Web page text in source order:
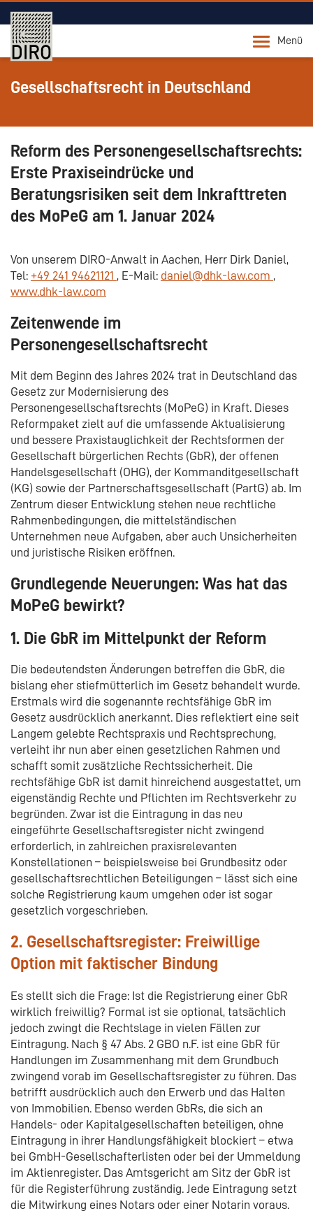
Menü
Gesellschaftsrecht in Deutschland
Reform des Personengesellschaftsrechts:
Erste Praxiseindrücke und
Beratungsrisiken seit dem Inkrafttreten
des MoPeG am 1. Januar 2024
Von unserem DIRO-Anwalt in Aachen, Herr Dirk Daniel,
Tel: +49 241 94621121 , E-Mail: daniel@dhk-law.com ,
www.dhk-law.com
Zeitenwende im
Personengesellschaftsrecht
Mit dem Beginn des Jahres 2024 trat in Deutschland das
Gesetz zur Modernisierung des
Personengesellschaftsrechts (MoPeG) in Kraft. Dieses
Reformpaket zielt auf die umfassende Aktualisierung
und bessere Praxistauglichkeit der Rechtsformen der
Gesellschaft bürgerlichen Rechts (GbR), der offenen
Handelsgesellschaft (OHG), der Kommanditgesellschaft
(KG) sowie der Partnerschaftsgesellschaft (PartG) ab. Im
Zentrum dieser Entwicklung stehen neue rechtliche
Rahmenbedingungen, die mittelständischen
Unternehmen neue Aufgaben, aber auch Unsicherheiten
und juristische Risiken eröffnen.
Grundlegende Neuerungen: Was hat das
MoPeG bewirkt?
1. Die GbR im Mittelpunkt der Reform
Die bedeutendsten Änderungen betreffen die GbR, die
bislang eher stiefmütterlich im Gesetz behandelt wurde.
Erstmals wird die sogenannte rechtsfähige GbR im
Gesetz ausdrücklich anerkannt. Dies reflektiert eine seit
Langem gelebte Rechtspraxis und Rechtsprechung,
verleiht ihr nun aber einen gesetzlichen Rahmen und
schafft somit zusätzliche Rechtssicherheit. Die
rechtsfähige GbR ist damit hinreichend ausgestattet, um
eigenständig Rechte und Pflichten im Rechtsverkehr zu
begründen. Zwar ist die Eintragung in das neu
eingeführte Gesellschaftsregister nicht zwingend
erforderlich, in zahlreichen praxisrelevanten
Konstellationen – beispielsweise bei Grundbesitz oder
gesellschaftsrechtlichen Beteiligungen – lässt sich eine
solche Registrierung kaum umgehen oder ist sogar
gesetzlich vorgeschrieben.
2. Gesellschaftsregister: Freiwillige
Option mit faktischer Bindung
Es stellt sich die Frage: Ist die Registrierung einer GbR
wirklich freiwillig? Formal ist sie optional, tatsächlich
jedoch zwingt die Rechtslage in vielen Fällen zur
Eintragung. Nach § 47 Abs. 2 GBO n.F. ist eine GbR für
Handlungen im Zusammenhang mit dem Grundbuch
zwingend vorab im Gesellschaftsregister zu führen. Das
betrifft ausdrücklich auch den Erwerb und das Halten
von Immobilien. Ebenso werden GbRs, die sich an
Handels- oder Kapitalgesellschaften beteiligen, ohne
Eintragung in ihrer Handlungsfähigkeit blockiert – etwa
bei GmbH-Gesellschafterlisten oder bei der Ummeldung
im Aktienregister. Das Amtsgericht am Sitz der GbR ist
für die Registerführung zuständig. Jede Eintragung setzt
die Mitwirkung eines Notars oder einer Notarin voraus.